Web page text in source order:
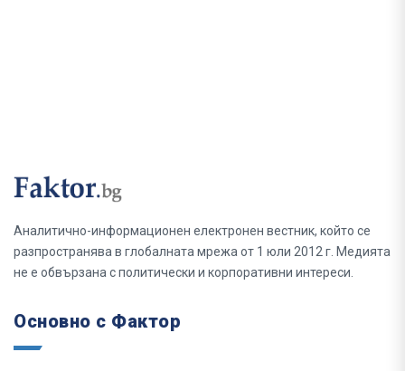
Аналитично-информационен електронен вестник, който се
разпространява в глобалната мрежа от 1 юли 2012 г. Медията
не е обвързана с политически и корпоративни интереси.
Основно с Фактор